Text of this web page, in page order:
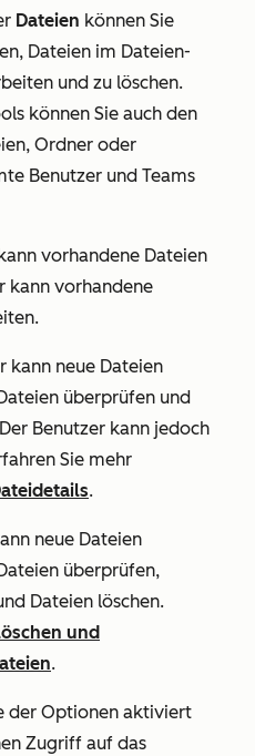
Dateien können Sie
Dateien im Dateien-
und zu löschen.
können Sie auch den
Ordner oder
Benutzer und Teams
vorhandene Dateien
kann vorhandene
kann neue Dateien
überprüfen und
Benutzer kann jedoch
Sie mehr
.
neue Dateien
überprüfen,
Dateien löschen.
und
.
der Optionen aktiviert
Zugriff auf das